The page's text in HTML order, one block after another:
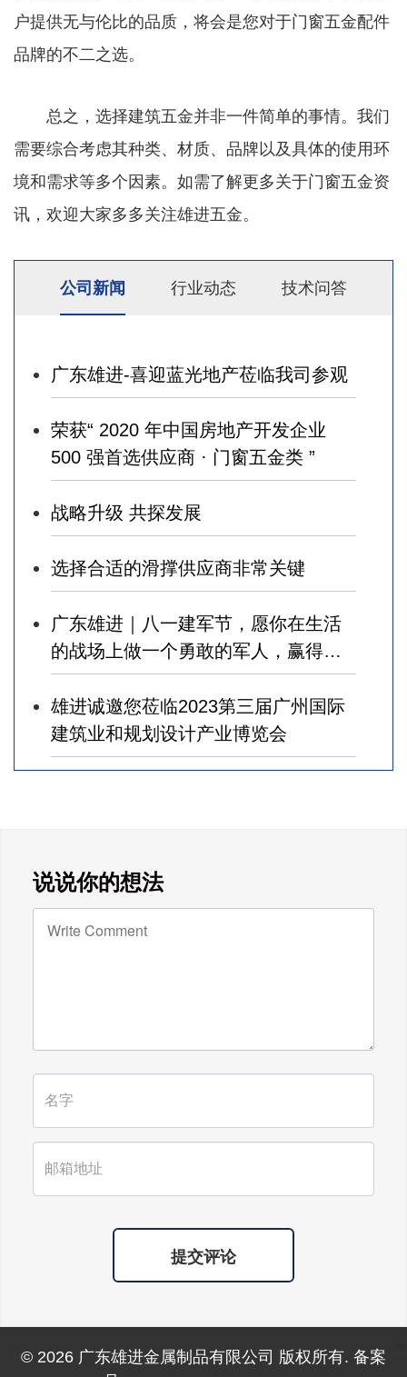
户提供无与伦比的品质，将会是您对于门窗五金配件
品牌的不二之选。
总之，选择建筑五金并非一件简单的事情。我们
需要综合考虑其种类、材质、品牌以及具体的使用环
境和需求等多个因素。如需了解更多关于门窗五金资
讯，欢迎大家多多关注雄进五金。
公司新闻 行业动态 技术问答
广东雄进-喜迎蓝光地产莅临我司参观
荣获“ 2020 年中国房地产开发企业
500 强首选供应商 · 门窗五金类 ”
战略升级 共探发展
选择合适的滑撑供应商非常关键
广东雄进｜八一建军节，愿你在生活
的战场上做一个勇敢的军人，赢得幸
福！
雄进诚邀您莅临2023第三届广州国际
建筑业和规划设计产业博览会
广东雄进｜教师节到了，祝节日健康
快乐!天下老师们身体健康!
说说你的想法
提交评论
© 2026 广东雄进金属制品有限公司 版权所有. 备案